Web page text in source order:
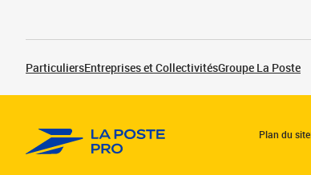
ParticuliersEntreprises et CollectivitésGroupe La Poste
Plan du site